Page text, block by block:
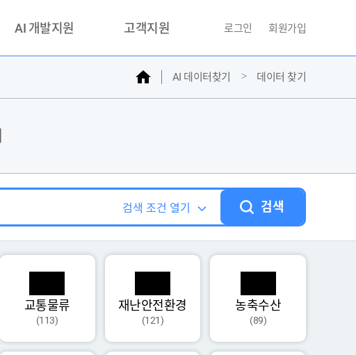
AI 개발지원 고객지원
문의하기
자주찾는질문
로그인 회원가입
홈 AI 데이터찾기 데이터 찾기
검색 조건 열기 검색
교통물류
(113)
재난안전환경
(121)
농축수산
(89)